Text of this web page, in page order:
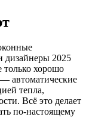
дизайнеры 2025
только хорошо
автоматические
тепла,
Всё это делает
по-настоящему